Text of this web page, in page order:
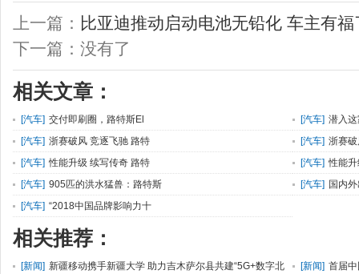
上一篇： 比亚迪推动启动电池无铅化 车主有福
下一篇：没有了
相关文章：
[汽车] 交付即刷圈，路特斯El [汽车] 潜入
[汽车] 浙赛破风 竞逐飞驰 路特 [汽车] 浙赛
[汽车] 性能升级 续写传奇 路特 [汽车] 性能
[汽车] 905匹的洪水猛兽：路特斯 [汽车] 国内
[汽车] “2018中国品牌影响力十
相关推荐：
[新闻] 新疆移动携手新疆大学 助力吉木萨尔县共建“5G+数字北
[新闻] 首届